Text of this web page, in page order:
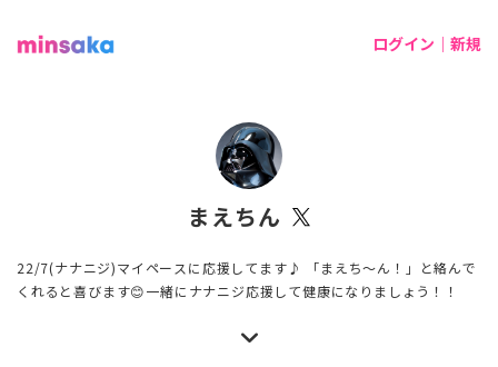
ログイン｜新規
まえちん
22/7(ナナニジ)マイペースに応援してます♪ 「まえち〜ん！」と絡んで
くれると喜びます😊一緒にナナニジ応援して健康になりましょう！！